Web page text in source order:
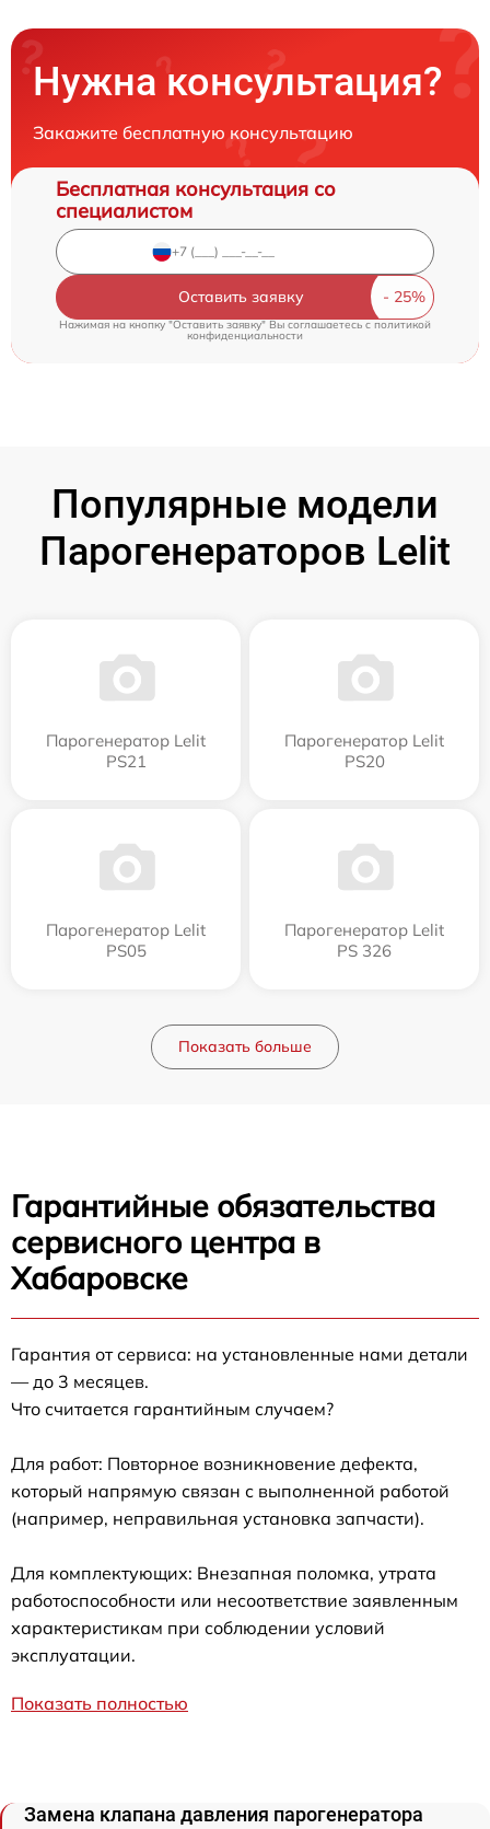
Нужна консультация?
Закажите бесплатную консультацию
Бесплатная консультация со
специалистом
Оставить заявку
Нажимая на кнопку "Оставить заявку" Вы соглашаетесь cполитикой
конфиденциальности
Популярные модели
Парогенераторов Lelit
Парогенератор Lelit
PS21
Парогенератор Lelit
PS20
Парогенератор Lelit
PS05
Парогенератор Lelit
PS 326
Показать больше
Гарантийные обязательства
сервисного центра в
Хабаровске
Гарантия от сервиса: на установленные нами детали
— до 3 месяцев.
Что считается гарантийным случаем?
Для работ: Повторное возникновение дефекта,
который напрямую связан с выполненной работой
(например, неправильная установка запчасти).
Для комплектующих: Внезапная поломка, утрата
работоспособности или несоответствие заявленным
характеристикам при соблюдении условий
эксплуатации.
Показать полностью
Замена клапана давления парогенератора